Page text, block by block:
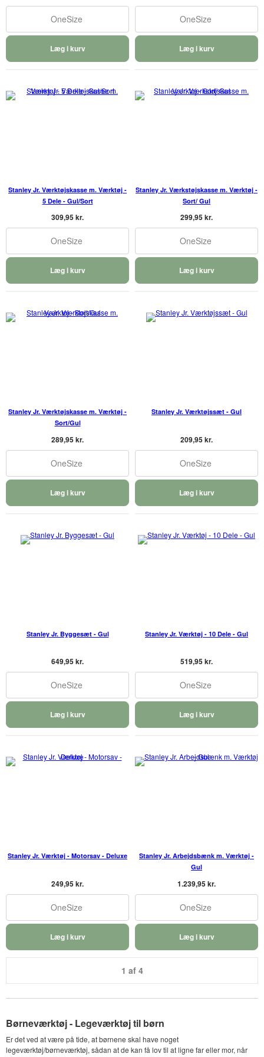
OneSize
Læg i kurv
OneSize
Læg i kurv
Stanley Jr. Værktøjskasse m. Værktøj -
5 Dele - Gul/Sort
309,95 kr.
OneSize
Læg i kurv
Stanley Jr. Værkstøjskasse m. Værktøj -
Sort/ Gul
299,95 kr.
OneSize
Læg i kurv
Stanley Jr. Værktøjskasse m. Værktøj -
Sort/Gul
289,95 kr.
OneSize
Læg i kurv
Stanley Jr. Værktøjssæt - Gul
209,95 kr.
OneSize
Læg i kurv
Stanley Jr. Byggesæt - Gul
649,95 kr.
OneSize
Læg i kurv
Stanley Jr. Værktøj - 10 Dele - Gul
519,95 kr.
OneSize
Læg i kurv
Stanley Jr. Værktøj - Motorsav - Deluxe
249,95 kr.
OneSize
Læg i kurv
Stanley Jr. Arbejdsbænk m. Værktøj -
Gul
1.239,95 kr.
OneSize
Læg i kurv
1 af 4
Børneværktøj - Legeværktøj til børn
Er det ved at være på tide, at børnene skal have noget
legeværktøj/børneværktøj, sådan at de kan få lov til at ligne far eller mor, når